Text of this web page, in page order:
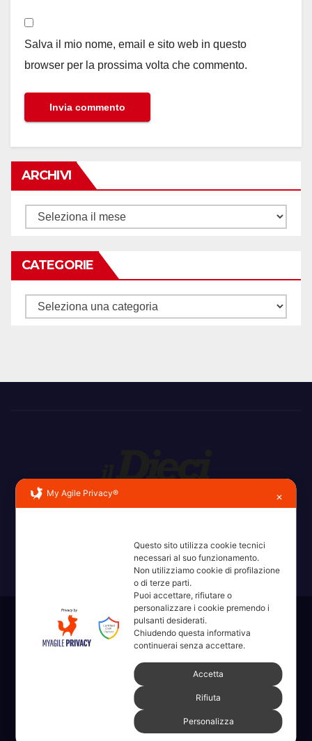
Salva il mio nome, email e sito web in questo
browser per la prossima volta che commento.
ARCHIVI
Archivi
CATEGORIE
Categorie
Erba, Brianza, Lario: raccontate con la serietà di chi non
Sviluppato con orgoglio da WordPress|Tema: News Way di
Themeansar .
Amministrative 2022 sdc Categorie Chi Siamo
Erba 2022
Homepage il dieci – Erba Legale
My Agile Privacy® ✕
Questo sito utilizza cookie tecnici
necessari al suo funzionamento.
Non utilizziamo cookie di profilazione
o di terze parti.
Puoi accettare, rifiutare o
personalizzare i cookie premendo i
pulsanti desiderati.
Chiudendo questa informativa
continuerai senza accettare.
Accetta
Rifiuta
Personalizza